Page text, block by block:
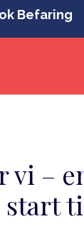
Befaring
vi –